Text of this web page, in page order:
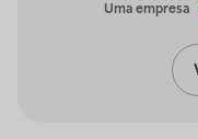
Uma empresa